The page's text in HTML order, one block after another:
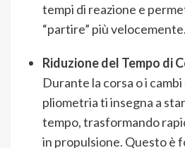
tempi di reazione e
“partire” più velocemente.
Riduzione del Tempo di
Durante la corsa o i
pliometria ti insegna a
tempo, trasformando
in propulsione. Questo è